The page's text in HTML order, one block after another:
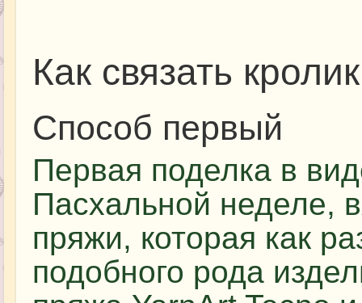
Как связать
Способ первый
Первая поделка в
Пасхальной неделе,
пряжи, которая как
подобного рода